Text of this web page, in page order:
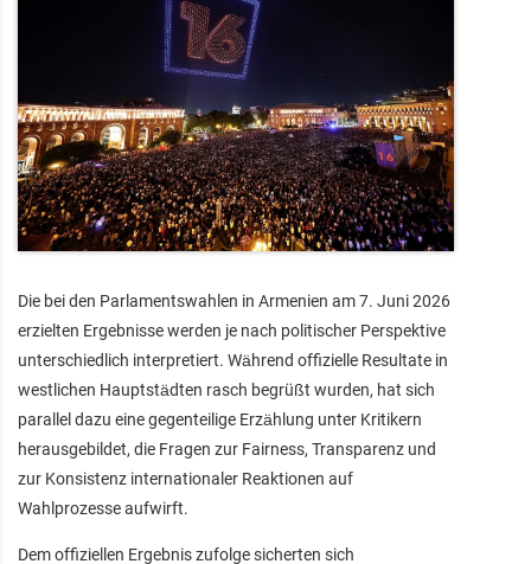
Die bei den Parlamentswahlen in Armenien am 7. Juni 2026
erzielten Ergebnisse werden je nach politischer Perspektive
unterschiedlich interpretiert. Während offizielle Resultate in
westlichen Hauptstädten rasch begrüßt wurden, hat sich
parallel dazu eine gegenteilige Erzählung unter Kritikern
herausgebildet, die Fragen zur Fairness, Transparenz und
zur Konsistenz internationaler Reaktionen auf
Wahlprozesse aufwirft.
Dem offiziellen Ergebnis zufolge sicherten sich